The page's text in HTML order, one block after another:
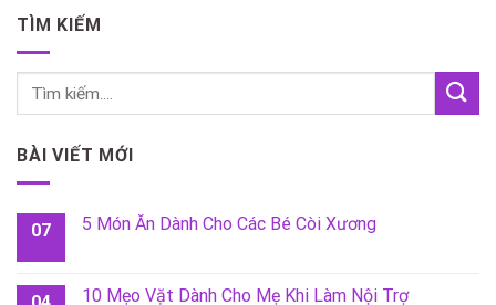
TÌM KIẾM
BÀI VIẾT MỚI
07 5 Món Ăn Dành Cho Các Bé Còi Xương
10 Mẹo Vặt Dành Cho Mẹ Khi Làm Nội Trợ